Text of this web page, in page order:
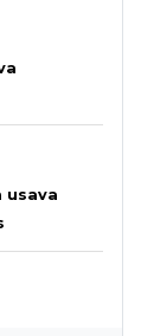
usava